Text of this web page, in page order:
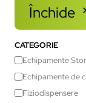
Închide
CATEGORIE
Echipamente
Echipamente de
Fiziodispensere